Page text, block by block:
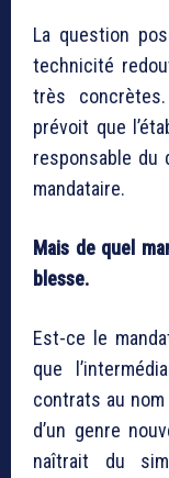
La question
technicité
très
prévoit que
responsable du
mandataire.
Mais de quel
blesse.
Est-ce le
que
contrats au nom
d’un genre
naîtrait du